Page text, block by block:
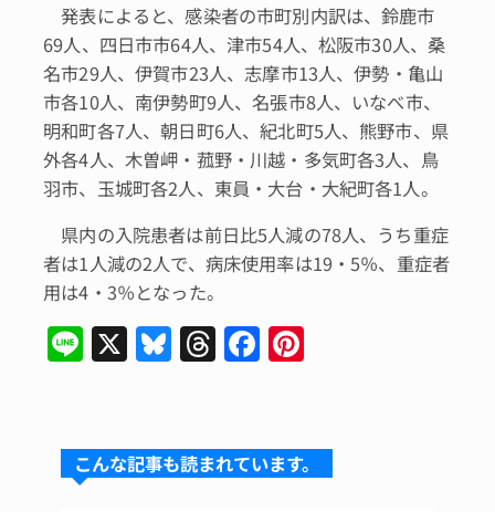
発表によると、感染者の市町別内訳は、鈴鹿市
69人、四日市市64人、津市54人、松阪市30人、桑
名市29人、伊賀市23人、志摩市13人、伊勢・亀山
市各10人、南伊勢町9人、名張市8人、いなべ市、
明和町各7人、朝日町6人、紀北町5人、熊野市、県
外各4人、木曽岬・菰野・川越・多気町各3人、鳥
羽市、玉城町各2人、東員・大台・大紀町各1人。
県内の入院患者は前日比5人減の78人、うち重症
者は1人減の2人で、病床使用率は19・5％、重症者
用は4・3％となった。
Li
n
X Bl
u
s
k
T
hr
a
d
F
a
e
b
re
st
こんな記事も読まれています。